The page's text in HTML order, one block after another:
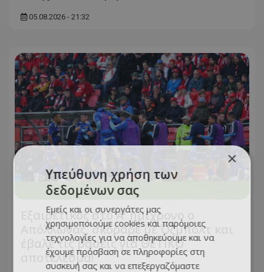
05.08.2026 - 21:32
Εξαιρετικός στο Α' ημίχρονο ο
Απόλλωνας, σκόραρε με Όζμπολτ και
έβαλε τις βάσεις για ΘΕΤΙΚΟ
αποτέλεσμα!
×
Υπεύθυνη χρήση των
δεδομένων σας
Εμείς και οι συνεργάτες μας
χρησιμοποιούμε cookies και παρόμοιες
τεχνολογίες για να αποθηκεύουμε και να
έχουμε πρόσβαση σε πληροφορίες στη
συσκευή σας και να επεξεργαζόμαστε